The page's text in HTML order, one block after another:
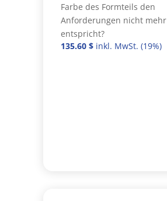
Farbe des Formteils den
Anforderungen nicht mehr
entspricht?
135.60 $